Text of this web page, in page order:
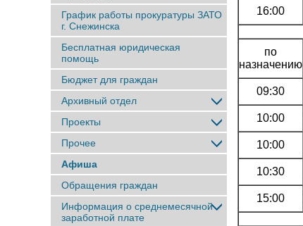
График работы прокуратуры ЗАТО
г. Снежинска
Бесплатная юридическая
помощь
Бюджет для граждан
Архивный отдел
Проекты
Прочее
Афиша
Обращения граждан
Информация о среднемесячной
заработной плате
16:00
по
назначению
09:30
10:00
10:00
10:30
15:00